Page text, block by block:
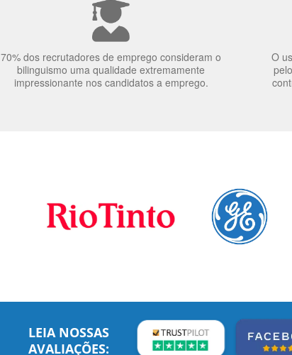
70% dos recrutadores de emprego consideram o
bilinguismo uma qualidade extremamente
impressionante nos candidatos a emprego.
O
LEIA NOSSAS
AVALIAÇÕES: